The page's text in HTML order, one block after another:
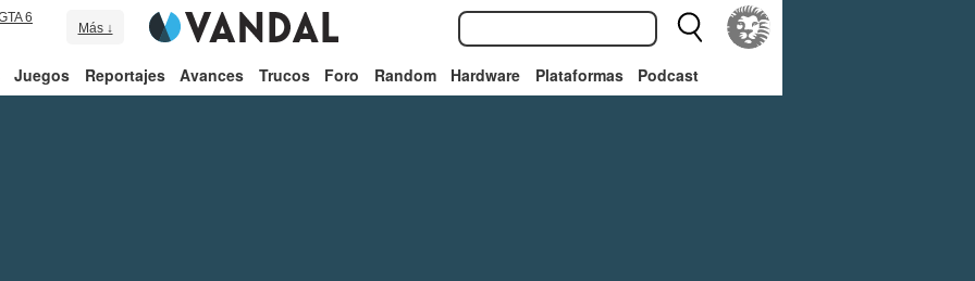
6
Más ↓
Juegos Reportajes Avances Trucos Foro Random Hardware Plataformas Podcast